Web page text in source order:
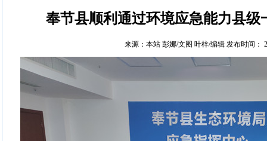
奉节县顺利通过环境应急能力县级
来源：本站 彭娜/文图 叶梓/编辑 发布时间：